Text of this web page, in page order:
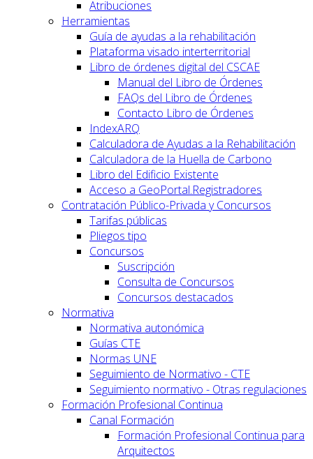
Atribuciones
Herramientas
Guía de ayudas a la rehabilitación
Plataforma visado interterritorial
Libro de órdenes digital del CSCAE
Manual del Libro de Órdenes
FAQs del Libro de Órdenes
Contacto Libro de Órdenes
IndexARQ
Calculadora de Ayudas a la Rehabilitación
Calculadora de la Huella de Carbono
Libro del Edificio Existente
Acceso a GeoPortal.Registradores
Contratación Público-Privada y Concursos
Tarifas públicas
Pliegos tipo
Concursos
Suscripción
Consulta de Concursos
Concursos destacados
Normativa
Normativa autonómica
Guías CTE
Normas UNE
Seguimiento de Normativo - CTE
Seguimiento normativo - Otras regulaciones
Formación Profesional Continua
Canal Formación
Formación Profesional Continua para
Arquitectos